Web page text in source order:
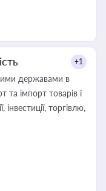
+1
державами в
та імпорт товарів і
інвестиції, торгівлю,